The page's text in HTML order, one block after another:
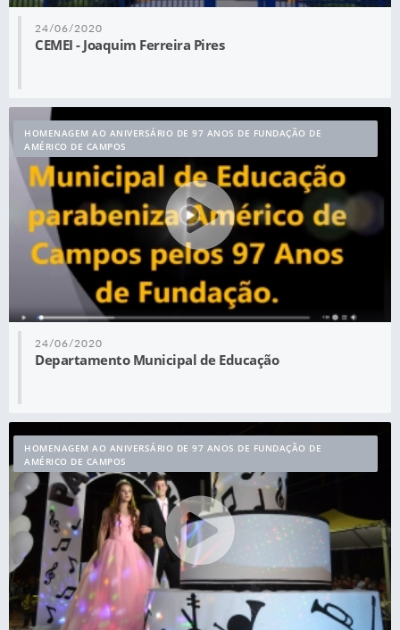
24/06/2020
CEMEI - Joaquim Ferreira Pires
24/06/2020
Departamento Municipal de Educação
HOMENAGEM AO ANIVERSÁRIO DE 97 ANOS DE FUNDAÇÃO DE
AMÉRICO DE CAMPOS
HOMENAGEM AO ANIVERSÁRIO DE 97 ANOS DE FUNDAÇÃO DE
AMÉRICO DE CAMPOS